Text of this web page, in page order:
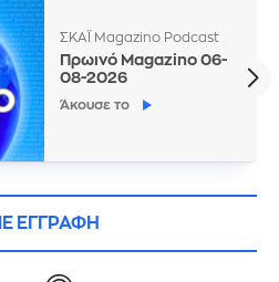
ΣΚΑΪ Magazino Podcast
Πρωινό Magazino 06-
08-2026
Άκουσε το
ΕΓΓΡΑΦΗ